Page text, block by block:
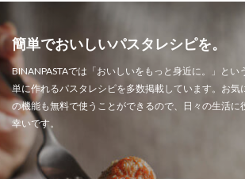
簡単でおいしいパスタレシピを。
BINANPASTAでは「おいしいをもっと身近に。」とい
単に作れるパスタレシピを多数掲載しています。お気
の機能も無料で使うことができるので、日々の生活に
幸いです。